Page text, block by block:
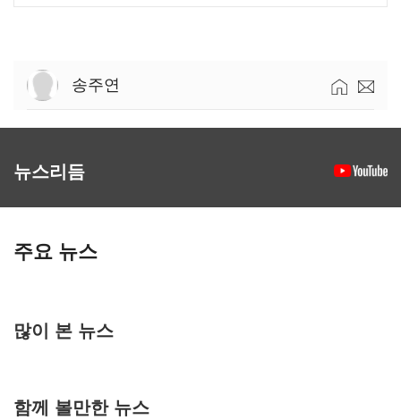
송주연
뉴스리듬
주요 뉴스
많이 본 뉴스
함께 볼만한 뉴스